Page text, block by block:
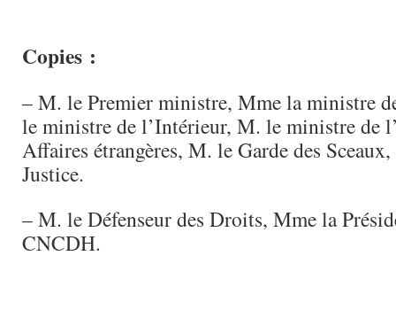
Copies :
– M. le Premier ministre, Mme la ministre
le ministre de l’Intérieur, M. le ministre de
Affaires étrangères, M. le Garde des
Justice.
– M. le Défenseur des Droits, Mme la
CNCDH.